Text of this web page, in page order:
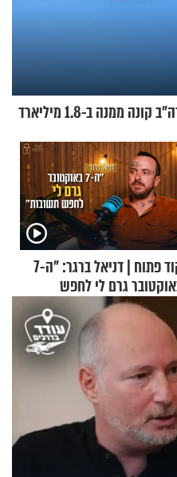
סירבו למכור לישראל - עכשיו ארה"ב קונה ממנה ב-1.8 מיליארד
קוד פתוח | דניאל ברגר: "ה-7
גרם לי לחפש
תשובות"